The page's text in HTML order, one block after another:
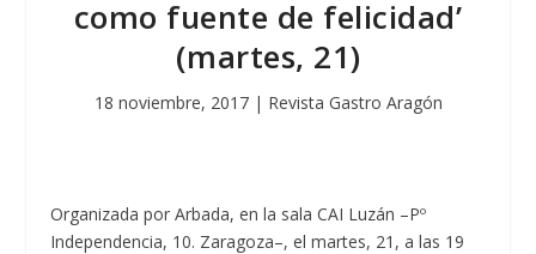
como fuente de felicidad’
(martes, 21)
18 noviembre, 2017| Revista Gastro Aragón
Organizada por Arbada, en la sala CAI Luzán –Pº
Independencia, 10. Zaragoza–, el martes, 21, a las 19